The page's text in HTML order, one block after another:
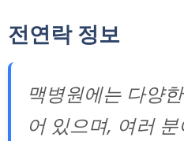
전연락 정보
맥병원에는 다양
어 있으며, 여러